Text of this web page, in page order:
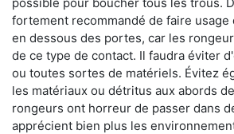
fortement recommandé de faire usage
en dessous des portes, car les
de ce type de contact. Il faudra éviter
ou toutes sortes de matériels. Évitez
les matériaux ou détritus aux abords
rongeurs ont horreur de passer dans
apprécient bien plus les